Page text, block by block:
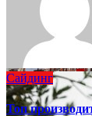
Сайдинг
Топ